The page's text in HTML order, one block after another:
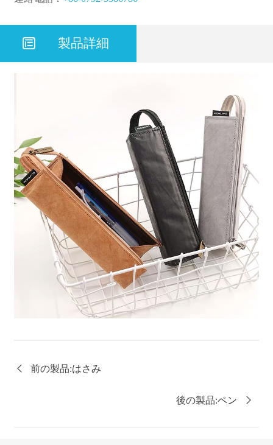
 製品詳細
 前の製品:はさみ
後の製品:ペン 